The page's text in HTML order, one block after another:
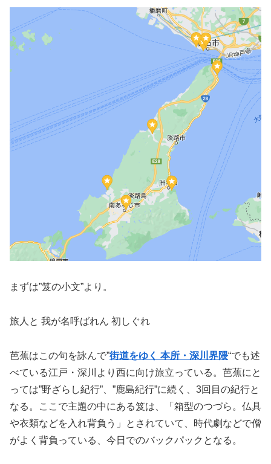
まずは”笈の小文”より。
旅人と 我が名呼ばれん 初しぐれ
芭蕉はこの句を詠んで”街道をゆく 本所・深川界隈“でも述
べている江戸・深川より西に向け旅立っている。芭蕉にと
っては”野ざらし紀行”、”鹿島紀行”に続く、3回目の紀行と
なる。ここで主題の中にある笈は、「箱型のつづら。仏具
や衣類などを入れ背負う」とされていて、時代劇などで僧
がよく背負っている、今日でのバックパックとなる。